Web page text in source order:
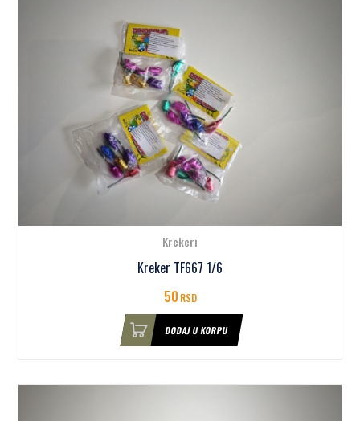
Krekeri
Kreker TF667 1/6
50RSD
DODAJ U KORPU